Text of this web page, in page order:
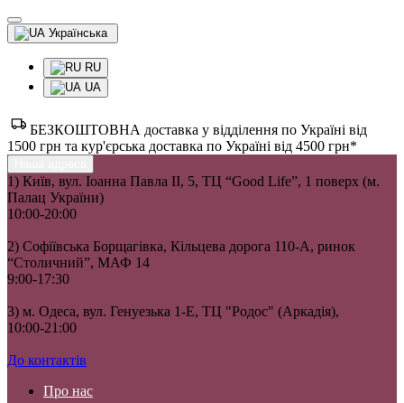
Українська
RU
UA
БЕЗКОШТОВНА доставка у відділення по Україні від
1500 грн та кур'єрська доставка по Україні від 4500 грн*
1) Київ, вул. Іоанна Павла II, 5, ТЦ “Good Life”, 1 поверх (м.
Палац України)
10:00-20:00
2) Софіївська Борщагівка, Кільцева дорога 110-А, ринок
“Столичний”, МАФ 14
9:00-17:30
3) м. Одеса, вул. Генуезька 1-Е, ТЦ "Родос" (Аркадія),
10:00-21:00
До контактів
Про нас